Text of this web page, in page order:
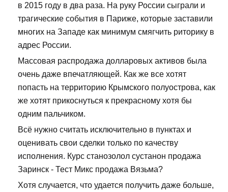
в 2015 году в два раза. На руку России сыграли и
трагические события в Париже, которые заставили
многих на Западе как минимум смягчить риторику в
адрес России.
Массовая распродажа долларовых активов была
очень даже впечатляющей. Как же все хотят
попасть на территорию Крымского полуострова, как
же хотят прикоснуться к прекрасному хотя бы
одним пальчиком.
Всё нужно считать исключительно в пунктах и
оценивать свои сделки только по качеству
исполнения. Курс станозолол сустанон продажа
Заринск - Тест Микс продажа Вязьма?
Хотя случается, что удается получить даже больше,